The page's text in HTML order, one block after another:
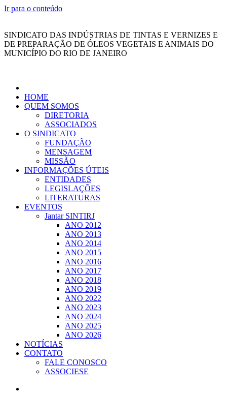
Ir para o conteúdo
SINDICATO DAS INDÚSTRIAS DE TINTAS E VERNIZES E
DE PREPARAÇÃO DE ÓLEOS VEGETAIS E ANIMAIS DO
MUNICÍPIO DO RIO DE JANEIRO
HOME
QUEM SOMOS
DIRETORIA
ASSOCIADOS
O SINDICATO
FUNDAÇÃO
MENSAGEM
MISSÃO
INFORMAÇÕES ÚTEIS
ENTIDADES
LEGISLAÇÕES
LITERATURAS
EVENTOS
Jantar SINTIRJ
ANO 2012
ANO 2013
ANO 2014
ANO 2015
ANO 2016
ANO 2017
ANO 2018
ANO 2019
ANO 2022
ANO 2023
ANO 2024
ANO 2025
ANO 2026
NOTÍCIAS
CONTATO
FALE CONOSCO
ASSOCIESE